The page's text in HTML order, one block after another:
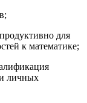
для
к математике;
личных